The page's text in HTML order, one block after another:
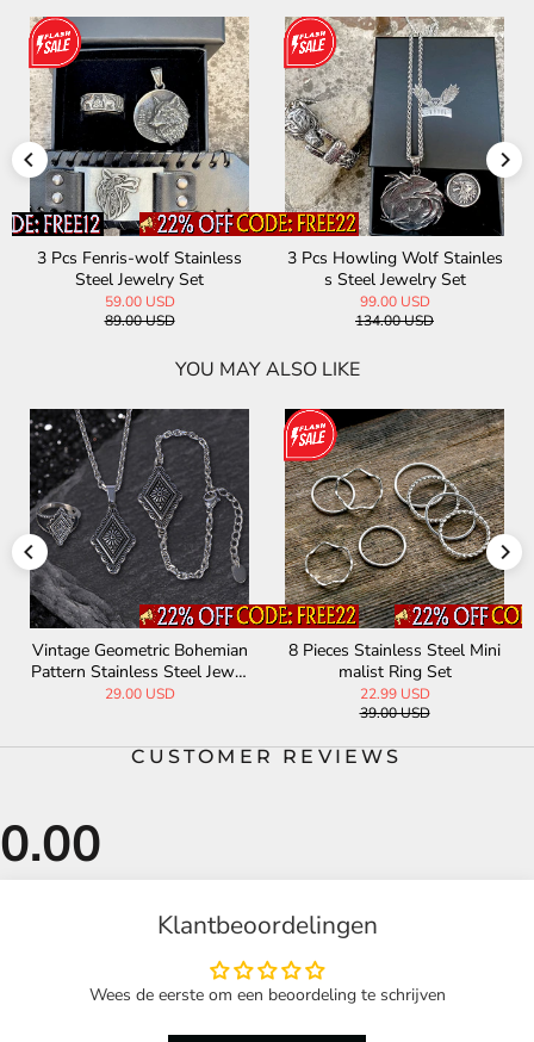
Stainless
3 Pcs Howling Wolf Stainles
s Steel Jewelry Set
3 Pcs Norse Wolf
less Steel
YOU MAY ALSO LIKE
Vintage Geometric Bohemian
Pattern Stainless Steel Jewel
ry Set
29.00 USD
8 Pieces Stainless Steel Mini
malist Ring Set
22.99 USD
39.00 USD
CUSTOMER REVIEWS
Klantbeoordelingen
Wees de eerste om een beoordeling te schrijven